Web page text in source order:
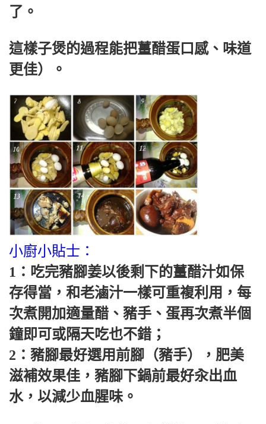
了。
這樣子煲的過程能把薑醋蛋口感、味道
更佳）。
小廚小貼士：
1：吃完豬腳姜以後剩下的薑醋汁如保
存得當，和老滷汁一樣可重複利用，每
次煮開加適量醋、豬手、蛋再次煮半個
鐘即可或隔天吃也不錯；
2：豬腳最好選用前腳（豬手），肥美
滋補效果佳，豬腳下鍋前最好汆出血
水，以減少血腥味。